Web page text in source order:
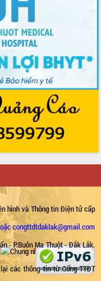
hình và Thông tin Điện tử cấp
- P.Buôn Ma Thuột - Đắk Lắk.
congttdtdaklak@gmail.com
các thông tin từ Cổng TTĐT